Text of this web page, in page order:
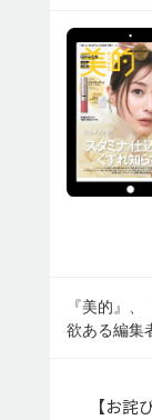
『美的』
欲ある編集
【お詫